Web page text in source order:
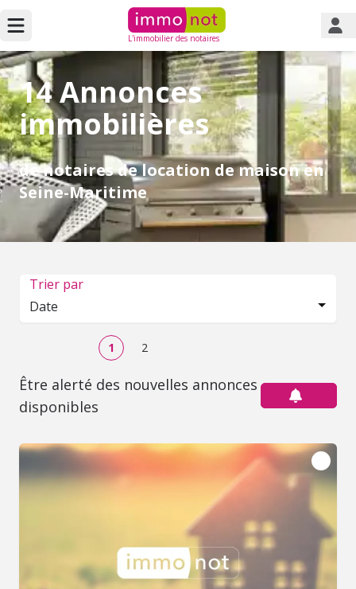
L'immobilier des notaires
14 Annonces
immobilières
de notaires de location de maison en
Seine-Maritime
Trier par
Date
1 2
Être alerté des nouvelles annonces
disponibles